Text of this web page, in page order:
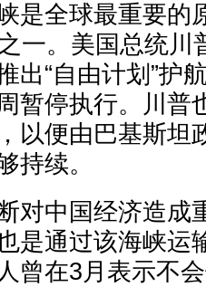
是全球最重要的
一。美国总统
出“自由计划”护
暂停执行。川普
以便由巴基斯坦
持续。
对中国经济造成
是通过该海峡运
曾在3月表示不